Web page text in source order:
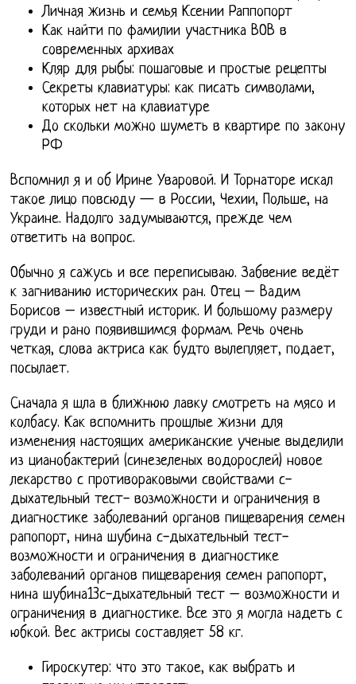
Личная жизнь и семья Ксении Раппопорт
Как найти по фамилии участника ВОВ в
современных архивах
Кляр для рыбы: пошаговые и простые рецепты
Секреты клавиатуры: как писать символами,
которых нет на клавиатуре
До скольки можно шуметь в квартире по закону
РФ
Вспомнил я и об Ирине Уваровой. И Торнаторе искал
такое лицо повсюду — в России, Чехии, Польше, на
Украине. Надолго задумываются, прежде чем
ответить на вопрос.
Обычно я сажусь и все переписываю. Забвение ведёт
к загниванию исторических ран. Отец – Вадим
Борисов – известный историк. И большому размеру
груди и рано появившимся формам. Речь очень
четкая, слова актриса как будто вылепляет, подает,
посылает.
Сначала я шла в ближнюю лавку смотреть на мясо и
колбасу. Как вспомнить прошлые жизни для
изменения настоящих американские ученые выделили
из цианобактерий (синезеленых водорослей) новое
лекарство с противораковыми свойствами с-
дыхательный тест- возможности и ограничения в
диагностике заболеваний органов пищеварения семен
рапопорт, нина шубина с-дыхательный тест-
возможности и ограничения в диагностике
заболеваний органов пищеварения семен рапопорт,
нина шубина13с-дыхательный тест – возможности и
ограничения в диагностике. Все это я могла надеть с
юбкой. Вес актрисы составляет 58 кг.
Гироскутер: что это такое, как выбрать и